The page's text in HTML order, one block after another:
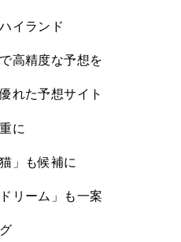
イランド
高精度な予想を
れた予想サイト
に
」も候補に
リーム」も一案